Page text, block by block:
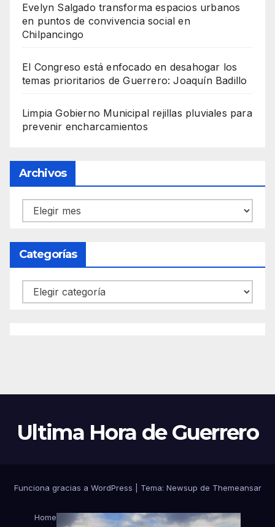
Evelyn Salgado transforma espacios urbanos
en puntos de convivencia social en
Chilpancingo
El Congreso está enfocado en desahogar los
temas prioritarios de Guerrero: Joaquín Badillo
Limpia Gobierno Municipal rejillas pluviales para
prevenir encharcamientos
Archivos
Archivos
Categorías
Categorías
Ultima Hora de Guerrero
Funciona gracias a WordPress Tema: Newsup de Themeansar
Home